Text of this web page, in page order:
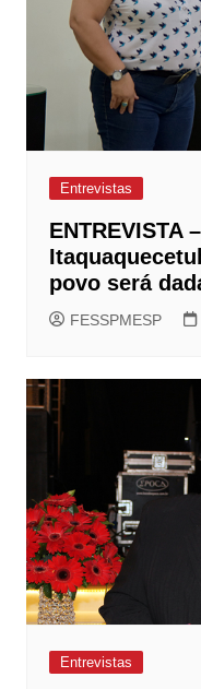
Entrevistas
ENTREVISTA
povo será
FESSPMESP
Entrevistas